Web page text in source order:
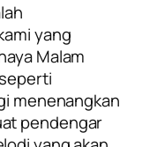
yang
Malam
menenangkan
pendengar